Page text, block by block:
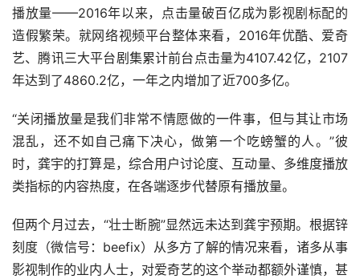
播放量——2016年以来，点击量破百亿成为影视剧标配的
造假繁荣。就网络视频平台整体来看，2016年优酷、爱奇
艺、腾讯三大平台剧集累计前台点击量为4107.42亿，2107
年达到了4860.2亿，一年之内增加了近700多亿。
“关闭播放量是我们非常不情愿做的一件事，但与其让市场
混乱，还不如自己痛下决心，做第一个吃螃蟹的人。”彼
时，龚宇的打算是，综合用户讨论度、互动量、多维度播放
类指标的内容热度，在各端逐步代替原有播放量。
但两个月过去，“壮士断腕”显然远未达到龚宇预期。根据锌
刻度（微信号：beefix）从多方了解的情况来看，诸多从事
影视制作的业内人士，对爱奇艺的这个举动都额外谨慎，甚